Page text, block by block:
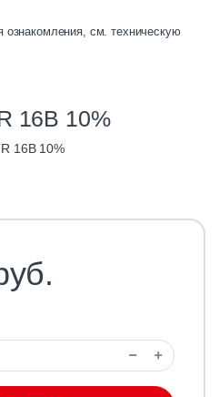
ознакомления, см. техническую
16В 10%
16В 10%